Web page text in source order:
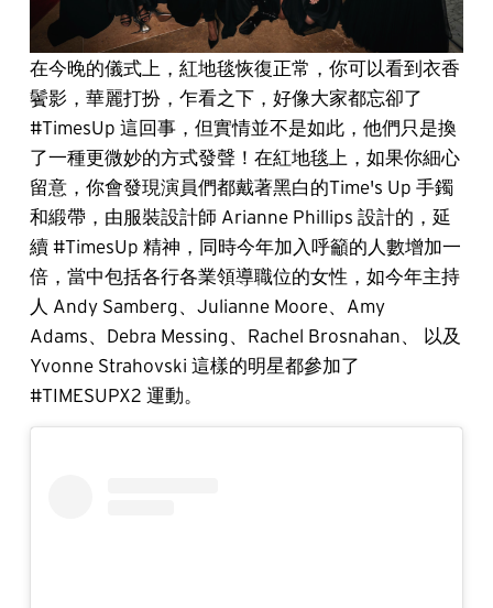
在今晚的儀式上，紅地毯恢復正常，你可以看到衣香
鬢影，華麗打扮，乍看之下，好像大家都忘卻了
#TimesUp 這回事，但實情並不是如此，他們只是換
了一種更微妙的方式發聲！在紅地毯上，如果你細心
留意，你會發現演員們都戴著黑白的Time's Up 手鐲
和緞帶，由服裝設計師 Arianne Phillips 設計的，延
續 #TimesUp 精神，同時今年加入呼籲的人數增加一
倍，當中包括各行各業領導職位的女性，如今年主持
人 Andy Samberg、Julianne Moore、Amy
Adams、Debra Messing、Rachel Brosnahan、 以及
Yvonne Strahovski 這樣的明星都參加了
#TIMESUPX2 運動。